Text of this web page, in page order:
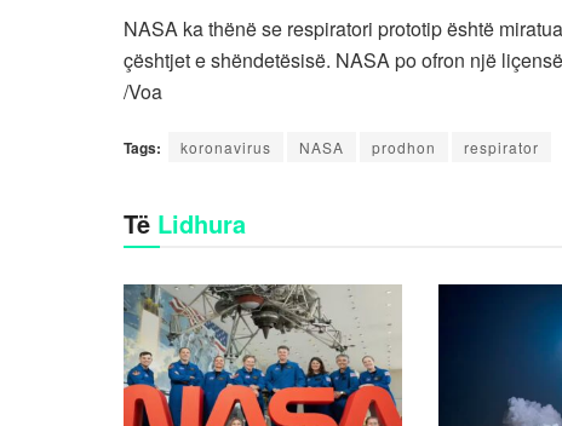
NASA ka thënë se respiratori prototip është
çështjet e shëndetësisë. NASA po ofron një
/Voa
Tags: koronavirus NASA prodhon respirator
Të Lidhura